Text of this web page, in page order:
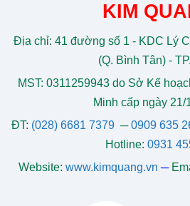
KIM
Địa chỉ: 41 đường số 1 - KDC Lý
(Q. Bình Tân) -
MST: 0311259943 do Sở Kế
Minh cấp ngày 21/
ĐT: (028) 6681 7379 ─0909 635
Hotline: 0931
Website: www.kimquang.vn ─